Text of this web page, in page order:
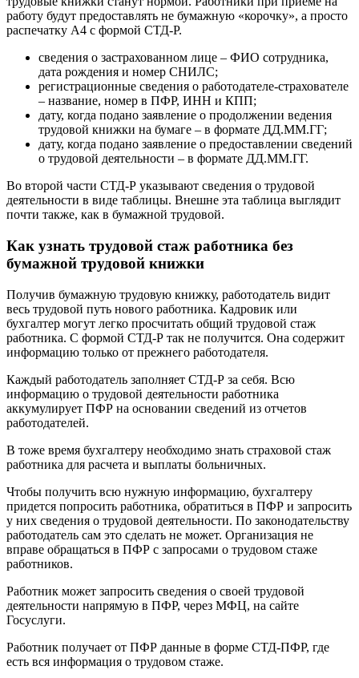
работу будут предоставлять не бумажную «корочку», а просто
распечатку А4 с формой СТД-Р.
сведения о застрахованном лице – ФИО сотрудника,
дата рождения и номер СНИЛС;
регистрационные сведения о работодателе-страхователе
– название, номер в ПФР, ИНН и КПП;
дату, когда подано заявление о продолжении ведения
трудовой книжки на бумаге – в формате ДД.ММ.ГГ;
дату, когда подано заявление о предоставлении сведений
о трудовой деятельности – в формате ДД.ММ.ГГ.
Во второй части СТД-Р указывают сведения о трудовой
деятельности в виде таблицы. Внешне эта таблица выглядит
почти также, как в бумажной трудовой.
Как узнать трудовой стаж работника без
бумажной трудовой книжки
Получив бумажную трудовую книжку, работодатель видит
весь трудовой путь нового работника. Кадровик или
бухгалтер могут легко просчитать общий трудовой стаж
работника. С формой СТД-Р так не получится. Она содержит
информацию только от прежнего работодателя.
Каждый работодатель заполняет СТД-Р за себя. Всю
информацию о трудовой деятельности работника
аккумулирует ПФР на основании сведений из отчетов
работодателей.
В тоже время бухгалтеру необходимо знать страховой стаж
работника для расчета и выплаты больничных.
Чтобы получить всю нужную информацию, бухгалтеру
придется попросить работника, обратиться в ПФР и запросить
у них сведения о трудовой деятельности. По законодательству
работодатель сам это сделать не может. Организация не
вправе обращаться в ПФР с запросами о трудовом стаже
работников.
Работник может запросить сведения о своей трудовой
деятельности напрямую в ПФР, через МФЦ, на сайте
Госуслуги.
Работник получает от ПФР данные в форме СТД-ПФР, где
есть вся информация о трудовом стаже.